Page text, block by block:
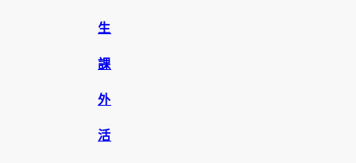
生
課
外
活